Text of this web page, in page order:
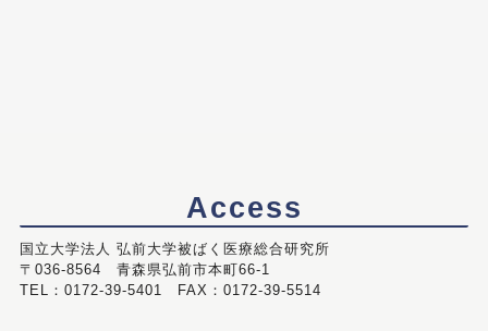
Access
国立大学法人 弘前大学被ばく医療総合研究所
〒036-8564 青森県弘前市本町66-1
TEL：0172-39-5401 FAX：0172-39-5514